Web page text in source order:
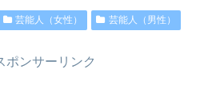
芸能人（女性） 芸能人（男性）
ポンサーリンク